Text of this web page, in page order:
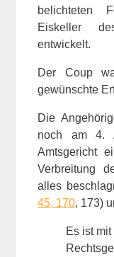
belichteten
Eiskeller
entwickelt.
Der Coup
gewünschte
Die
noch am 4.
Amtsgericht
Verbreitung
alles
45, 170, 173)
Es ist